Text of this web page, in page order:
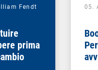
Fendt
prima
05.